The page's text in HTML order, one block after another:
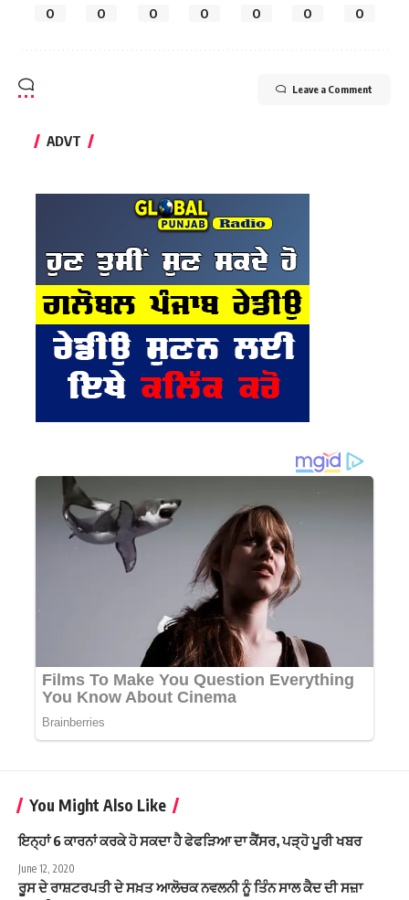
0 0 0 0 0 0 0
Leave a Comment
ADVT
You Might Also Like
ਇਨ੍ਹਾਂ 6 ਕਾਰਨਾਂ ਕਰਕੇ ਹੋ ਸਕਦਾ ਹੈ ਫੇਫੜਿਆ ਦਾ ਕੈਂਸਰ, ਪੜ੍ਹੋ ਪੂਰੀ ਖਬਰ
June 12, 2020
ਰੂਸ ਦੇ ਰਾਸ਼ਟਰਪਤੀ ਦੇ ਸਖ਼ਤ ਆਲੋਚਕ ਨਵਲਨੀ ਨੂੰ ਤਿੰਨ ਸਾਲ ਕੈਦ ਦੀ ਸਜ਼ਾ